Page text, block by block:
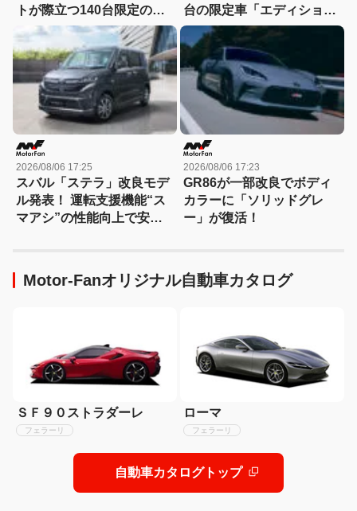
トが際立つ140台限定の
「スポルト スペチアーレ」
が登場！
台の限定車「エディショ
ン・エッジ」が登場！
2026/08/06 17:25
スバル「ステラ」改良モデ
ル発表！ 運転支援機能“ス
マアシ”の性能向上で安心
2026/08/06 17:23
GR86が一部改良でボディ
カラーに「ソリッドグレ
ー」が復活！
Motor-Fanオリジナル自動車カタログ
ＳＦ９０ストラダーレ
フェラーリ
ローマ
フェラーリ
自動車カタログトップ